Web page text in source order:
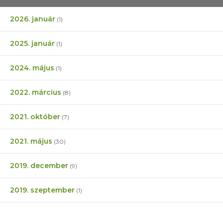
2026. január (1)
2025. január (1)
2024. május (1)
2022. március (8)
2021. október (7)
2021. május (30)
2019. december (9)
2019. szeptember (1)